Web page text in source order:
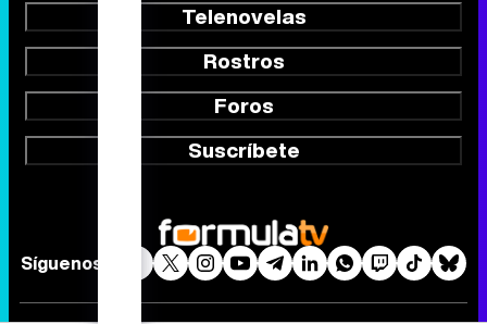
Telenovelas
Rostros
Foros
Suscríbete
Síguenos